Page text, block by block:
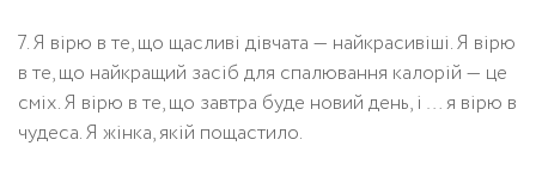
7. Я вірю в те, що щасливі дівчата — найкрасивіші. Я вірю
в те, що найкращий засіб для спалювання калорій — це
сміх. Я вірю в те, що завтра буде новий день, і … я вірю в
чудеса. Я жінка, якій пощастило.